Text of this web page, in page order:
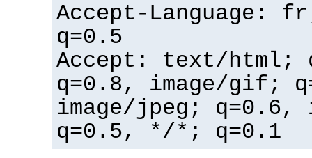
Accept-Language:
q=0.5
Accept: text/html;
q=0.8, image/gif;
image/jpeg; q=0.6,
q=0.5, */*; q=0.1